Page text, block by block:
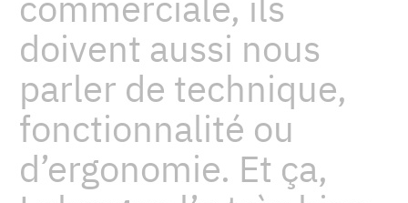
doivent aussi nous
parler de technique,
fonctionnalité ou
d’ergonomie. Et ça,